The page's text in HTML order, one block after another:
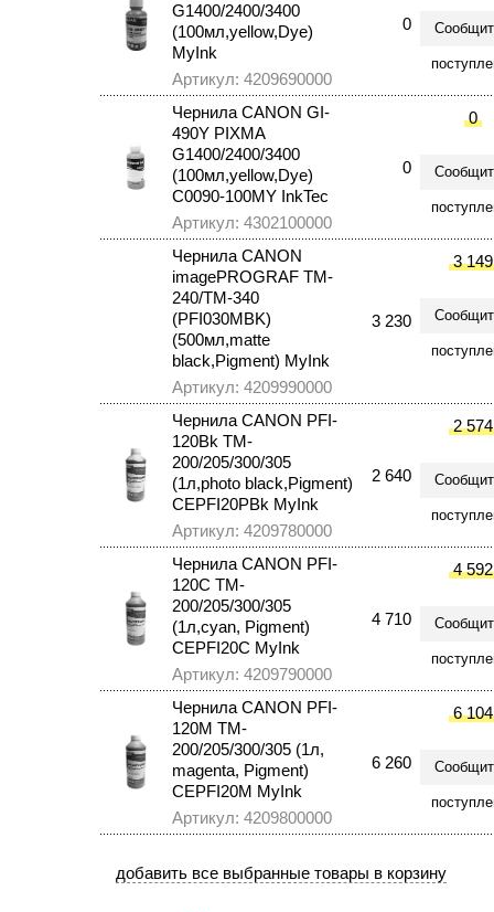
G1400/2400/3400
(100мл,yellow,Dye)
MyInk
Артикул: 4209690000
0
Чернила CANON GI-
490Y PIXMA
G1400/2400/3400
(100мл,yellow,Dye)
C0090-100MY InkTec
Артикул: 4302100000
0
0
Чернила CANON
imagePROGRAF TM-
240/ТМ-340
(PFI030MBK)
(500мл,matte
black,Pigment) MyInk
Артикул: 4209990000
3 230
3 149
Чернила CANON PFI-
120Bk TM-
200/205/300/305
(1л,photo black,Pigment)
CEPFI20PBk MyInk
Артикул: 4209780000
2 640
2 574
Чернила CANON PFI-
120C TM-
200/205/300/305
(1л,cyan, Pigment)
CEPFI20C MyInk
Артикул: 4209790000
4 710
4 592
Чернила CANON PFI-
120M TM-
200/205/300/305 (1л,
magenta, Pigment)
CEPFI20M MyInk
Артикул: 4209800000
6 260
6 104